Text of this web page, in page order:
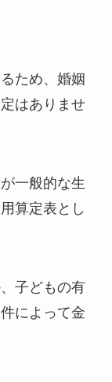
ため、婚姻
はありませ
一般的な生
算定表とし
子どもの有
によって金